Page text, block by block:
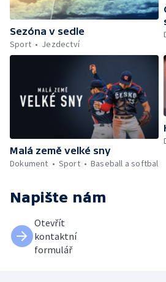
Sezóna v sedle
Sport
Jezdectví
Malá země velké sny
Dokument
Sport Baseball a softbal
Napište nám
Otevřít
kontaktní
formulář